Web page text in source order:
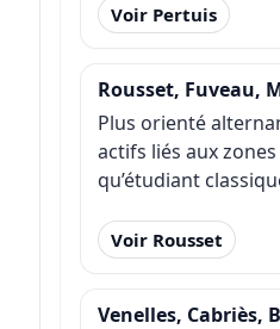
Voir Pertuis
Rousset, Fuveau,
Plus orienté
actifs liés aux zones
qu’étudiant
Voir Rousset
Venelles, Cabriès,